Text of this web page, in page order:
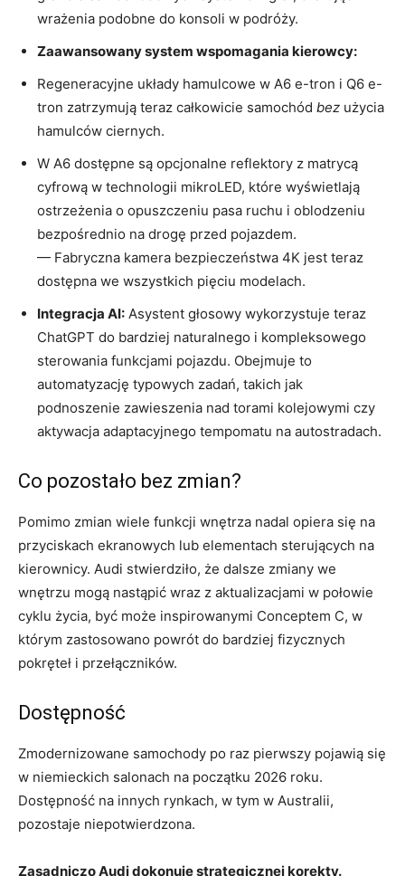
wrażenia podobne do konsoli w podróży.
Zaawansowany system wspomagania kierowcy:
Regeneracyjne układy hamulcowe w A6 e-tron i Q6 e-
tron zatrzymują teraz całkowicie samochód bez użycia
hamulców ciernych.
W A6 dostępne są opcjonalne reflektory z matrycą
cyfrową w technologii mikroLED, które wyświetlają
ostrzeżenia o opuszczeniu pasa ruchu i oblodzeniu
bezpośrednio na drogę przed pojazdem.
— Fabryczna kamera bezpieczeństwa 4K jest teraz
dostępna we wszystkich pięciu modelach.
Integracja AI: Asystent głosowy wykorzystuje teraz
ChatGPT do bardziej naturalnego i kompleksowego
sterowania funkcjami pojazdu. Obejmuje to
automatyzację typowych zadań, takich jak
podnoszenie zawieszenia nad torami kolejowymi czy
aktywacja adaptacyjnego tempomatu na autostradach.
Co pozostało bez zmian?
Pomimo zmian wiele funkcji wnętrza nadal opiera się na
przyciskach ekranowych lub elementach sterujących na
kierownicy. Audi stwierdziło, że dalsze zmiany we
wnętrzu mogą nastąpić wraz z aktualizacjami w połowie
cyklu życia, być może inspirowanymi Conceptem C, w
którym zastosowano powrót do bardziej fizycznych
pokręteł i przełączników.
Dostępność
Zmodernizowane samochody po raz pierwszy pojawią się
w niemieckich salonach na początku 2026 roku.
Dostępność na innych rynkach, w tym w Australii,
pozostaje niepotwierdzona.
Zasadniczo Audi dokonuje strategicznej korekty.